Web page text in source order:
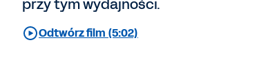
przy tym wydajności.
Odtwórz film (5:02)